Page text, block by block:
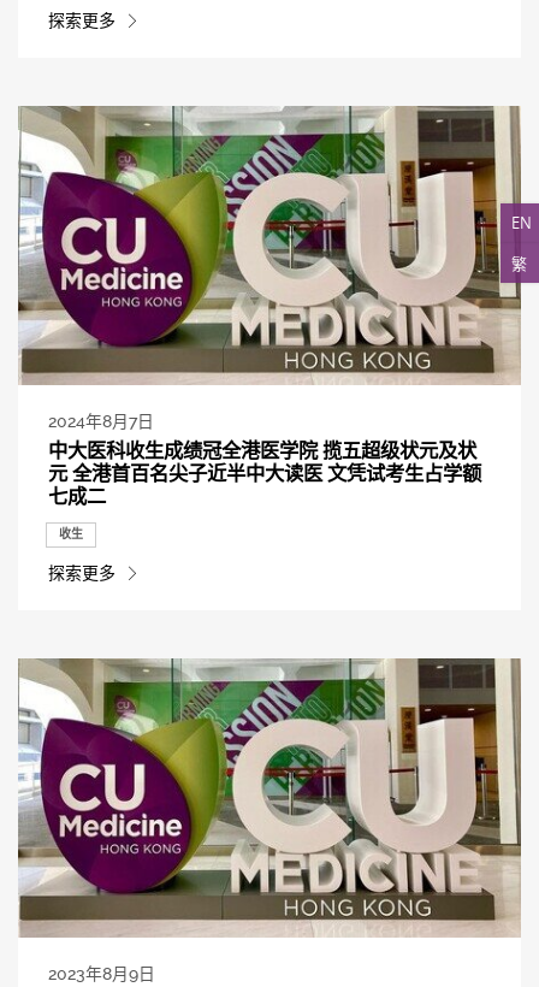
EN
繁
探索更多
2024年8月7日
中大医科收生成绩冠全港医学院 揽五超级状元及状
元 全港首百名尖子近半中大读医 文凭试考生占学额
七成二
收生
探索更多
2023年8月9日